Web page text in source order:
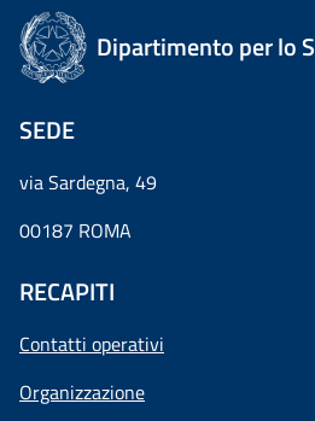
Dipartimento per lo
SEDE
via Sardegna, 49
00187 ROMA
RECAPITI
Contatti operativi
Organizzazione